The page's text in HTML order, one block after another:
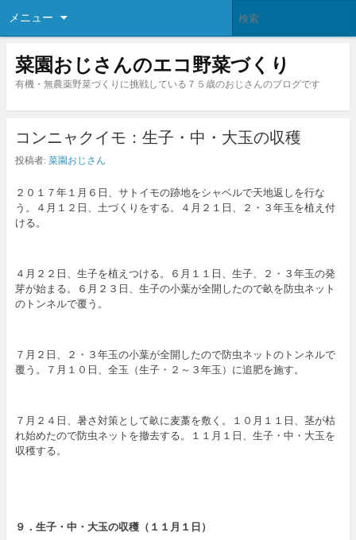
メニュー
菜園おじさんのエコ野菜づくり
有機・無農薬野菜づくりに挑戦している７５歳のおじさんのブログです
コンニャクイモ：生子・中・大玉の収穫
投稿者: 菜園おじさん
２０１７年１月６日、サトイモの跡地をシャベルで天地返しを行な
う。４月１２日、土づくりをする。４月２１日、２・３年玉を植え付
ける。
４月２２日、生子を植えつける。６月１１日、生子、２・３年玉の発
芽が始まる。６月２３日、生子の小葉が全開したので畝を防虫ネット
のトンネルで覆う。
７月２日、２・３年玉の小葉が全開したので防虫ネットのトンネルで
覆う。７月１０日、全玉（生子・２～３年玉）に追肥を施す。
７月２４日、暑さ対策として畝に麦藁を敷く。１０月１１日、茎が枯
れ始めたので防虫ネットを撤去する。１１月１日、生子・中・大玉を
収穫する。
９．生子・ 中・大玉の収穫（１１月１日）